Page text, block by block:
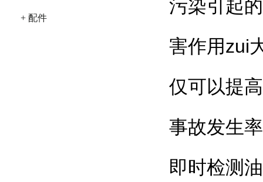
+ 配件
污染引起
害作用zui
仅可以提
事故发生
即时检测